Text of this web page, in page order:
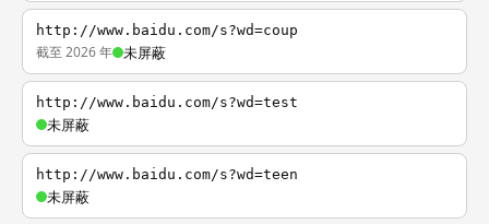
http://www.baidu.com/s?wd=coup
截至 2026 年 未屏蔽
http://www.baidu.com/s?wd=test
未屏蔽
http://www.baidu.com/s?wd=teen
未屏蔽